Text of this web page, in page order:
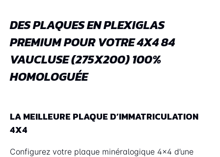
DES PLAQUES EN PLEXIGLAS
PREMIUM POUR VOTRE 4X4 84
VAUCLUSE (275X200) 100%
HOMOLOGUÉE
LA MEILLEURE PLAQUE D’IMMATRICULATION
4X4
Configurez votre plaque minéralogique 4x4 d’une